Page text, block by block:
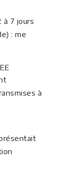
à 7 jours
: me
à